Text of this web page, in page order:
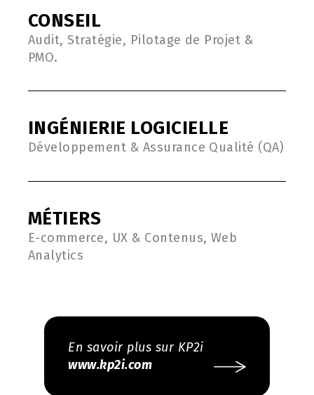
CONSEIL
Audit, Stratégie, Pilotage de Projet &
PMO.
INGÉNIERIE LOGICIELLE
Développement & Assurance Qualité (QA)
MÉTIERS
E-commerce, UX & Contenus, Web
Analytics
En savoir plus sur KP2i
www.kp2i.com